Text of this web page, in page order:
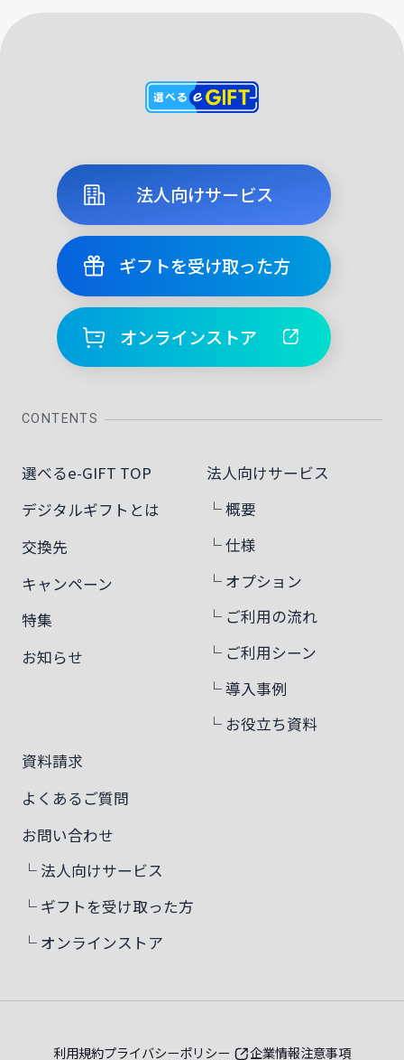
法人向けサービス
ギフトを受け取った方
オンラインストア
CONTENTS
選べるe-GIFT TOP
デジタルギフトとは
交換先
キャンペーン
特集
お知らせ
法人向けサービス
└ 概要
└ 仕様
└ オプション
└ ご利用の流れ
└ ご利用シーン
└ 導入事例
└ お役立ち資料
資料請求
よくあるご質問
お問い合わせ
└ 法人向けサービス
└ ギフトを受け取った方
└ オンラインストア
利用規約プライバシーポリシー 企業情報注意事項